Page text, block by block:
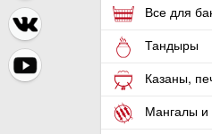
Все для
Тандыры
Казаны,
Мангалы и